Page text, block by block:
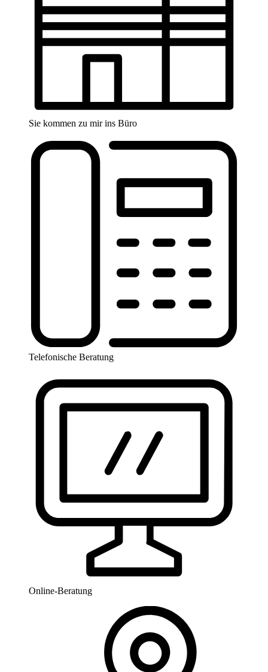
Sie kommen zu mir ins Büro
Telefonische Beratung
Online-Beratung